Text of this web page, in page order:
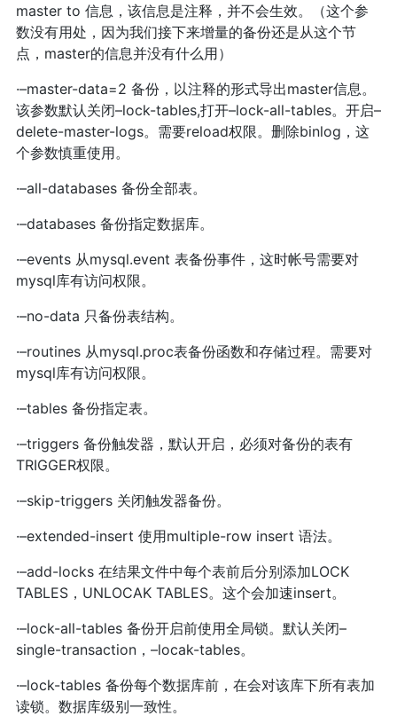
master to 信息，该信息是注释，并不会生效。（这个参
数没有用处，因为我们接下来增量的备份还是从这个节
点，master的信息并没有什么用）
·–master-data=2 备份，以注释的形式导出master信息。
该参数默认关闭–lock-tables,打开–lock-all-tables。开启–
delete-master-logs。需要reload权限。删除binlog，这
个参数慎重使用。
·–all-databases 备份全部表。
·–databases 备份指定数据库。
·–events 从mysql.event 表备份事件，这时帐号需要对
mysql库有访问权限。
·–no-data 只备份表结构。
·–routines 从mysql.proc表备份函数和存储过程。需要对
mysql库有访问权限。
·–tables 备份指定表。
·–triggers 备份触发器，默认开启，必须对备份的表有
TRIGGER权限。
·–skip-triggers 关闭触发器备份。
·–extended-insert 使用multiple-row insert 语法。
·–add-locks 在结果文件中每个表前后分别添加LOCK
TABLES，UNLOCAK TABLES。这个会加速insert。
·–lock-all-tables 备份开启前使用全局锁。默认关闭–
single-transaction，–locak-tables。
·–lock-tables 备份每个数据库前，在会对该库下所有表加
读锁。数据库级别一致性。